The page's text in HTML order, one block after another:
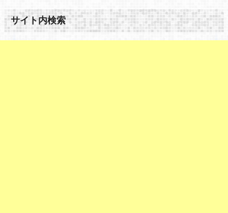
サイト内検索